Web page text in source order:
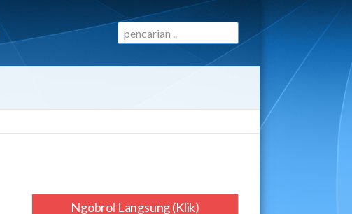
Ngobrol Langsung (klik)